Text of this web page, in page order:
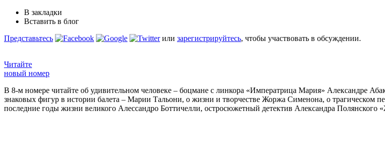
В закладки
Вставить в блог
Представьтесь
или зарегистрируйтесь, чтобы участвовать в обсуждении.
Читайте
новый номер
В 8-м номере читайте об удивительном человеке – боцмане с линкора «Императрица Мария» Александре
знаковых фигур в истории балета – Марии Тальони, о жизни и творчестве Жоржа Сименона, о трагическом
последние годы жизни великого Алессандро Боттичелли, остросюжетный детектив Александра Полянского